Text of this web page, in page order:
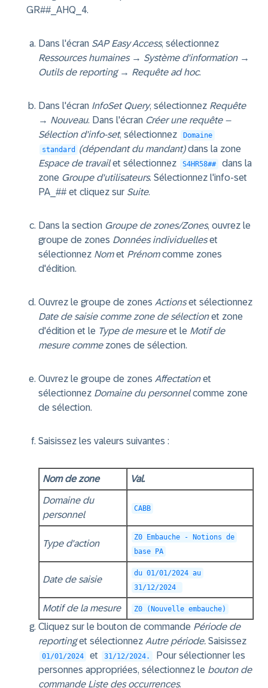
GR##_AHQ_4.
Dans l'écran SAP Easy Access, sélectionnez
Ressources humaines → Système d'information →
Outils de reporting → Requête ad hoc.
Dans l'écran InfoSet Query, sélectionnez Requête
→ Nouveau. Dans l'écran Créer une requête –
Sélection d'info-set, sélectionnez
Domaine
standard
(dépendant du mandant)dans la zone
Espace de travailet sélectionnez S4HR58##
dans la
zone Groupe d'utilisateurs. Sélectionnez l'info-set
PA_## et cliquez sur Suite.
Dans la section Groupe de zones/Zones, ouvrez le
groupe de zones Données individuelleset
sélectionnez Nomet Prénomcomme zones
d'édition.
Ouvrez le groupe de zones Actionset sélectionnez
Date de saisie comme zone de sélectionet zone
d'édition et le Type de mesureet le Motif de
mesure commezones de sélection.
Ouvrez le groupe de zones Affectationet
sélectionnez Domaine du personnelcomme zone
de sélection.
Saisissez les valeurs suivantes :
Nom de zone Val.
Domaine du
personnel
CABB
Type d'action
Z0 Embauche - Notions de
base PA
Date de saisie
du 01/01/2024 au
31/12/2024
Motif de la mesure Z0 (Nouvelle embauche)
Cliquez sur le bouton de commande Période de
reportinget sélectionnez Autre période. Saisissez
01/01/2024 et 31/12/2024.
Pour sélectionner les
personnes appropriées, sélectionnez le bouton de
commande Liste des occurrences.